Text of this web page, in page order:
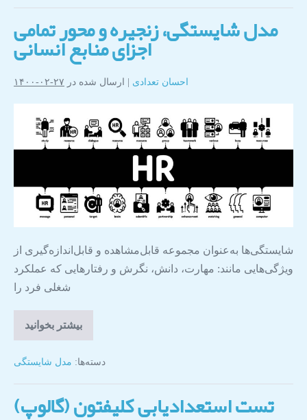
مدل شایستگی، زنجیره و محور تمامی
اجزای منابع انسانی
احسان تعدادی| ارسال شده در ۲۷-۰۲-۱۴۰۰
شایستگی‌ها به‌عنوان مجموعه قابل‌مشاهده و قابل‌اندازه‌گیری از
ویژگی‌هایی مانند: مهارت، دانش، نگرش و رفتارهایی که عملکرد
شغلی فرد را
بیشتر بخوانید
دسته‌ها: مدل شایستگی
تست استعدادیابی کلیفتون (گالوپ)​